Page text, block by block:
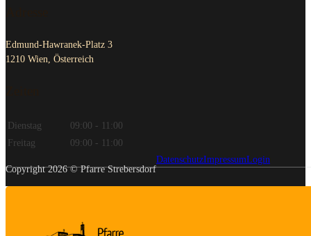
Edmund-Hawranek-Platz 3
1210 Wien, Österreich
Dienstag
09:00 - 11:00
Freitag
09:00 - 11:00
Copyright 2026 © Pfarre Strebersdorf
DatenschutzImpressumLogin